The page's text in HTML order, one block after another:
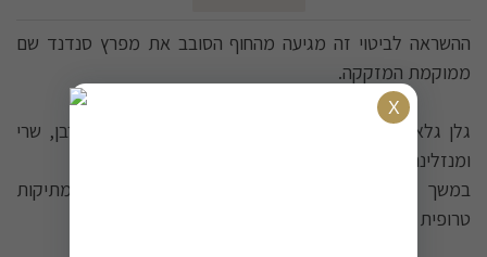
ההשראה לביטוי זה מגיעה מהחוף הסובב את מפרץ סנדנד שם
ממוקמת המזקקה.
גלן גלאסה סנדאנד מועשר בשילוב ייחודי של חביות ברבן, שרי
ומנזלינה שדומות באופיין לשרי פינו יבש.
במשך זמן ההתיישנות נוצר חיבור הרמוני וצלול של מתיקות
טרופית מושרה במלח ים.